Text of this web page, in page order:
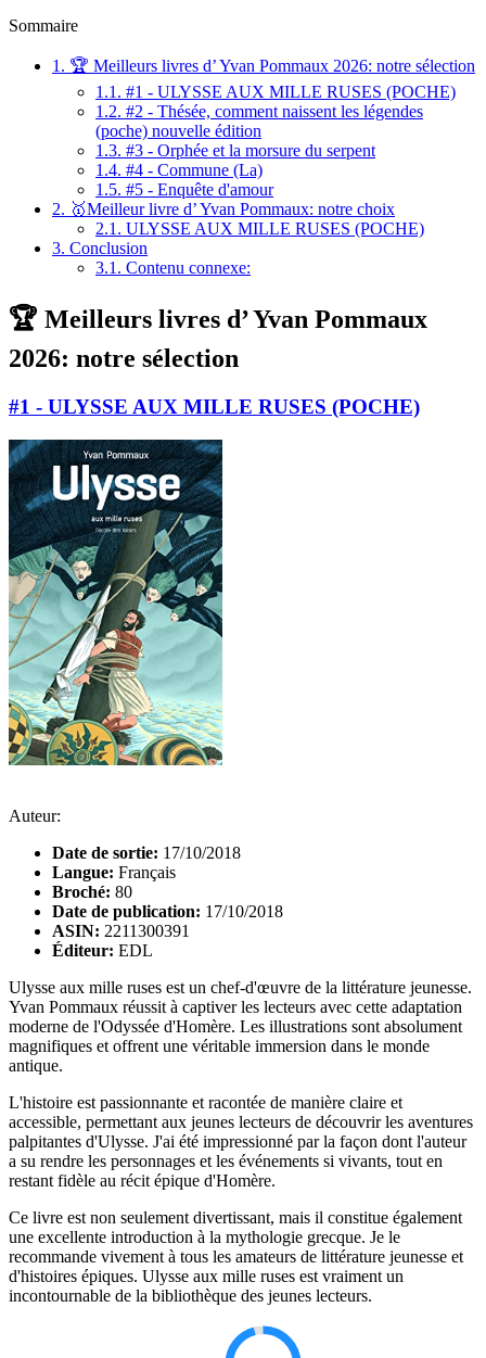
Sommaire
1. 🏆 Meilleurs livres d’ Yvan Pommaux 2026: notre sélection
1.1. #1 - ULYSSE AUX MILLE RUSES (POCHE)
1.2. #2 - Thésée, comment naissent les légendes
(poche) nouvelle édition
1.3. #3 - Orphée et la morsure du serpent
1.4. #4 - Commune (La)
1.5. #5 - Enquête d'amour
2. 🥇Meilleur livre d’ Yvan Pommaux: notre choix
2.1. ULYSSE AUX MILLE RUSES (POCHE)
3. Conclusion
3.1. Contenu connexe:
🏆 Meilleurs livres d’ Yvan Pommaux
2026: notre sélection
#1 - ULYSSE AUX MILLE RUSES (POCHE)
Auteur:
Date de sortie: 17/10/2018
Langue: Français
Broché: 80
Date de publication: 17/10/2018
ASIN: 2211300391
Éditeur: EDL
Ulysse aux mille ruses est un chef-d'œuvre de la littérature jeunesse.
Yvan Pommaux réussit à captiver les lecteurs avec cette adaptation
moderne de l'Odyssée d'Homère. Les illustrations sont absolument
magnifiques et offrent une véritable immersion dans le monde
antique.
L'histoire est passionnante et racontée de manière claire et
accessible, permettant aux jeunes lecteurs de découvrir les aventures
palpitantes d'Ulysse. J'ai été impressionné par la façon dont l'auteur
a su rendre les personnages et les événements si vivants, tout en
restant fidèle au récit épique d'Homère.
Ce livre est non seulement divertissant, mais il constitue également
une excellente introduction à la mythologie grecque. Je le
recommande vivement à tous les amateurs de littérature jeunesse et
d'histoires épiques. Ulysse aux mille ruses est vraiment un
incontournable de la bibliothèque des jeunes lecteurs.